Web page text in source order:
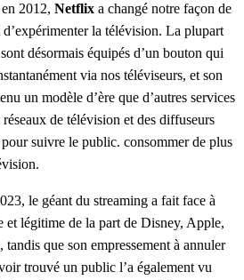
2012, Netflix a changé notre façon de
la télévision. La plupart
désormais équipés d’un bouton qui
via nos téléviseurs, et son
un modèle d’ère que d’autres services
de télévision et des diffuseurs
suivre le public. consommer de plus
le géant du streaming a fait face à
et légitime de la part de Disney, Apple,
que son empressement à annuler
trouvé un public l’a également vu